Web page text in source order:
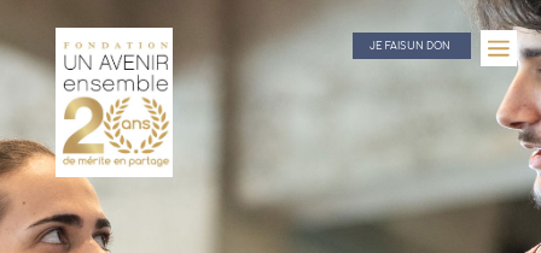
JE FAIS UN DON